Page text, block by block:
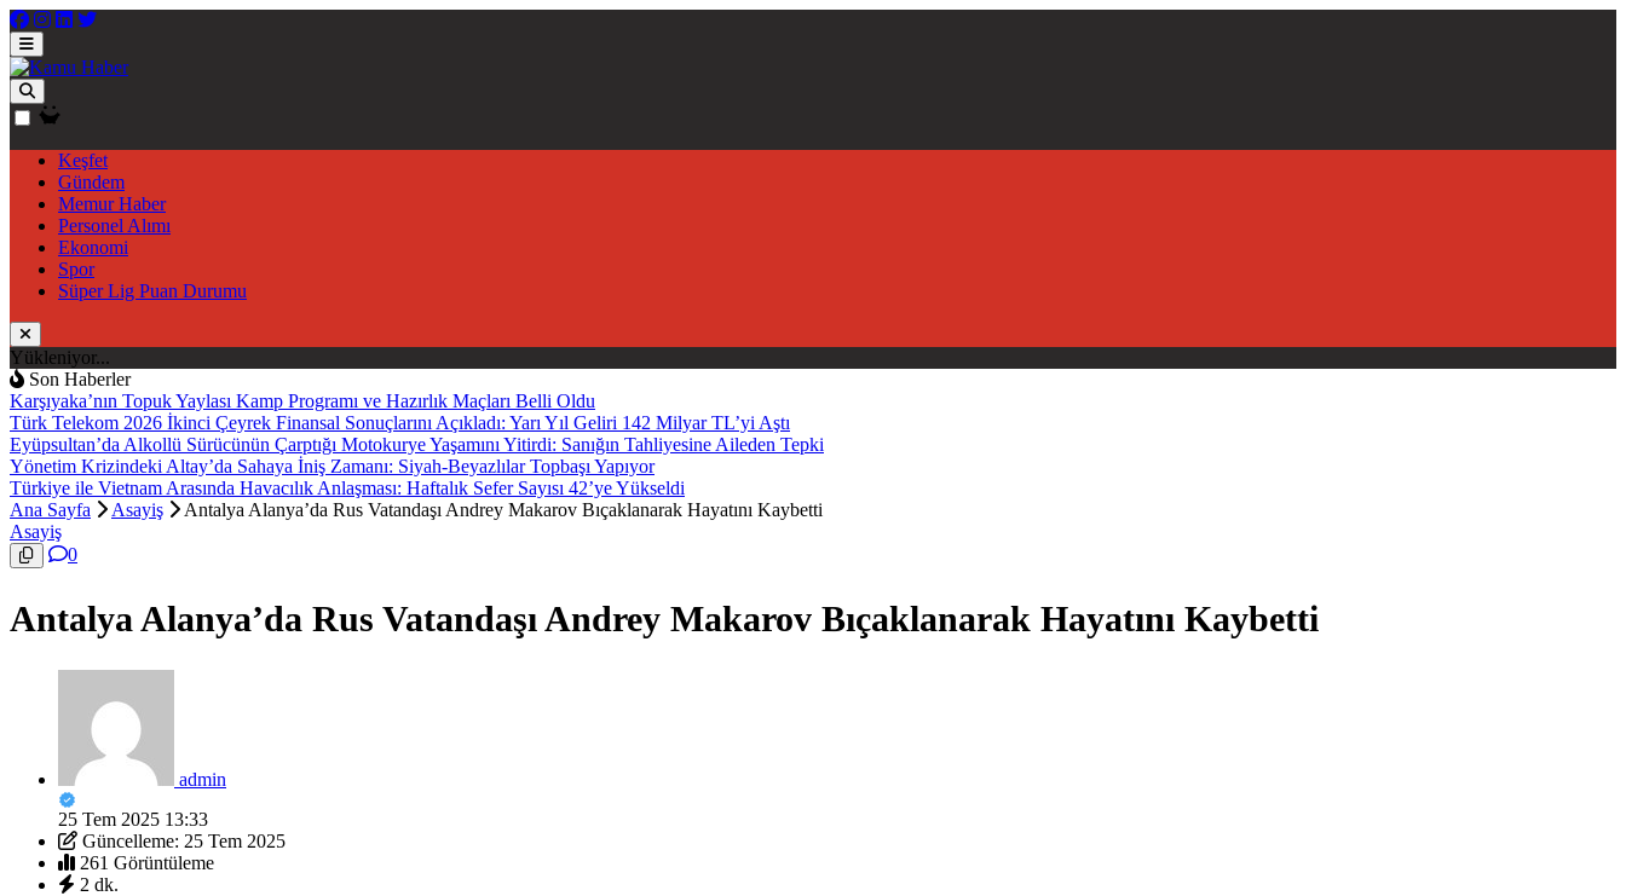
Keşfet
Gündem
Memur Haber
Personel Alımı
Ekonomi
Spor
Süper Lig Puan Durumu
Yükleniyor...
Son Haberler
Karşıyaka’nın Topuk Yaylası Kamp Programı ve Hazırlık Maçları Belli Oldu
Türk Telekom 2026 İkinci Çeyrek Finansal Sonuçlarını Açıkladı: Yarı Yıl Geliri 142 Milyar TL’yi Aştı
Eyüpsultan’da Alkollü Sürücünün Çarptığı Motokurye Yaşamını Yitirdi: Sanığın Tahliyesine Aileden Tepki
Yönetim Krizindeki Altay’da Sahaya İniş Zamanı: Siyah-Beyazlılar Topbaşı Yapıyor
Türkiye ile Vietnam Arasında Havacılık Anlaşması: Haftalık Sefer Sayısı 42’ye Yükseldi
Ana Sayfa
Asayiş
Antalya Alanya’da Rus Vatandaşı Andrey Makarov Bıçaklanarak Hayatını Kaybetti
Asayiş
0
Antalya Alanya’da Rus Vatandaşı Andrey Makarov Bıçaklanarak Hayatını Kaybetti
admin
25 Tem 2025 13:33
Güncelleme: 25 Tem 2025
261 Görüntüleme
2 dk.